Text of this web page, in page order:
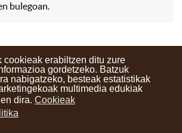
cookieak erabiltzen ditu zure
gordetzeko. Batzuk
nabigatzeko, besteak estatistikak
multimedia edukiak
dira. Cookieak
bulegoan.
baldintzak Lege oharra
Berriak
Zure iritzia